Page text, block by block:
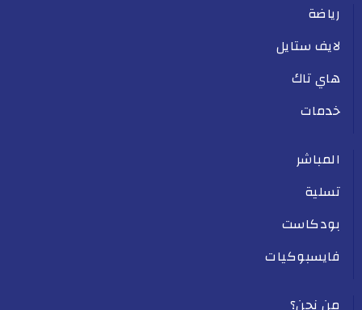
رياضة
لايف ستايل
هاي تاك
خدمات
المباشر
تسلية
بودكاست
فايسبوكيات
من نحن؟